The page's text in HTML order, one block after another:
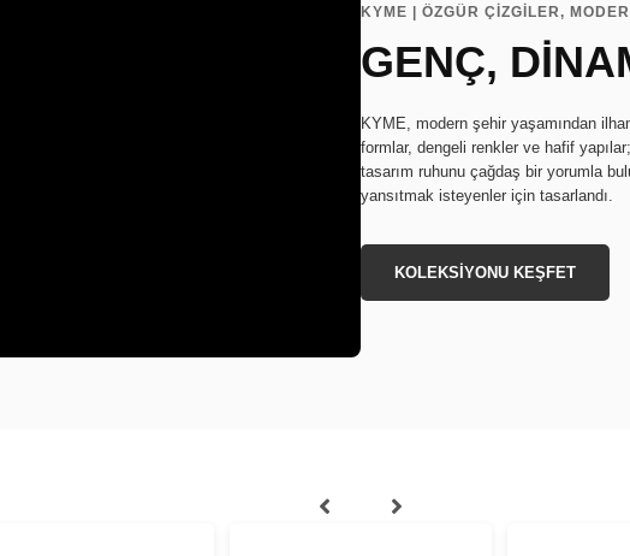
KYME | ÖZGÜR ÇİZGİLER,
GENÇ,
KYME, modern şehir yaşamından
formlar, dengeli renkler ve hafif
tasarım ruhunu çağdaş bir yorumla
yansıtmak isteyenler için tasarlandı.
KOLEKSİYONU KEŞFET